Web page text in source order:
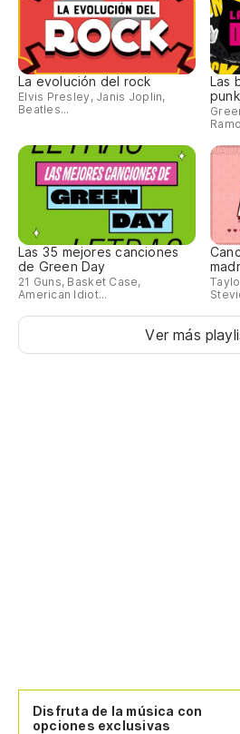
La evolución del rock
Elvis Presley, Janis Joplin,
Beatles...
Las
Las 35 mejores canciones
de Green Day
21 Guns, Basket Case,
American Idiot...
Ver más
Disfruta de la música con
opciones exclusivas